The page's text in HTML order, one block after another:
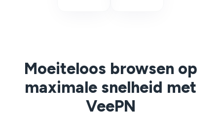
Moeiteloos browsen op
maximale snelheid met
VeePN